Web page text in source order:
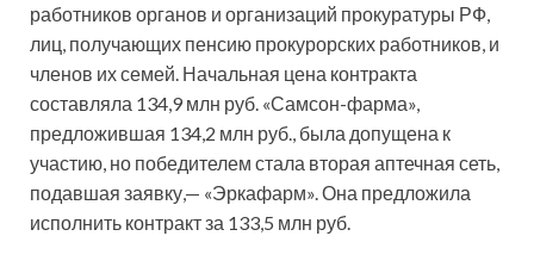
работников органов и организаций прокуратуры РФ,
лиц, получающих пенсию прокурорских работников, и
членов их семей. Начальная цена контракта
составляла 134,9 млн руб. «Самсон-фарма»,
предложившая 134,2 млн руб., была допущена к
участию, но победителем стала вторая аптечная сеть,
подавшая заявку,— «Эркафарм». Она предложила
исполнить контракт за 133,5 млн руб.